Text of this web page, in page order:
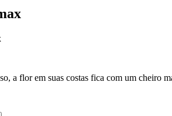
a flor em suas costas fica com um cheiro